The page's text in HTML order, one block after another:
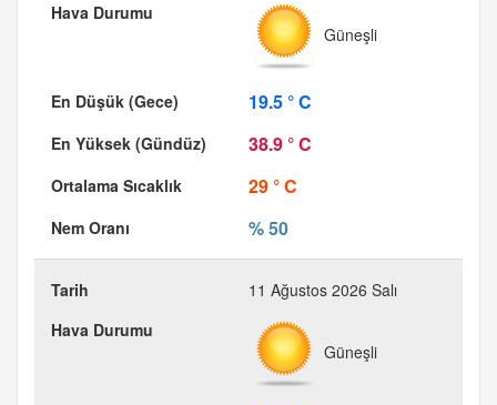
Güneşli
19.5 ° C
38.9 ° C
29 ° C
% 50
11 Ağustos 2026 Salı
Güneşli